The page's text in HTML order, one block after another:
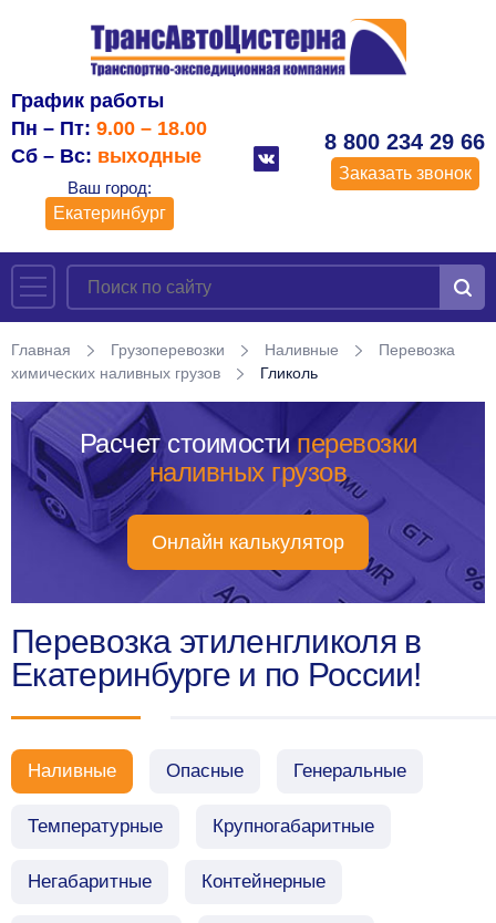
График работы
Пн – Пт: 9.00 – 18.00
Сб – Вс: выходные
Ваш город:
Екатеринбург
8 800 234 29 66
Заказать звонок
Главная Грузоперевозки Наливные
Перевозка
химических наливных грузов
Гликоль
Расчет стоимости перевозки
наливных грузов
Онлайн калькулятор
Перевозка этиленгликоля в
Екатеринбурге и по России!
Наливные Опасные Генеральные
Температурные Крупногабаритные
Негабаритные Контейнерные